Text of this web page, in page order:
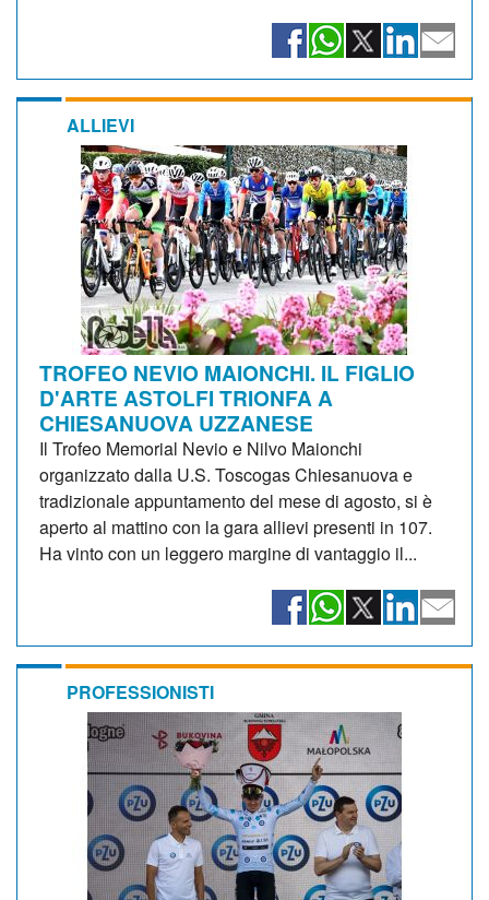
ALLIEVI
TROFEO NEVIO MAIONCHI. IL FIGLIO
D'ARTE ASTOLFI TRIONFA A
CHIESANUOVA UZZANESE
Il Trofeo Memorial Nevio e Nilvo Maionchi
organizzato dalla U.S. Toscogas Chiesanuova e
tradizionale appuntamento del mese di agosto, si è
aperto al mattino con la gara allievi presenti in 107.
Ha vinto con un leggero margine di vantaggio il...
PROFESSIONISTI